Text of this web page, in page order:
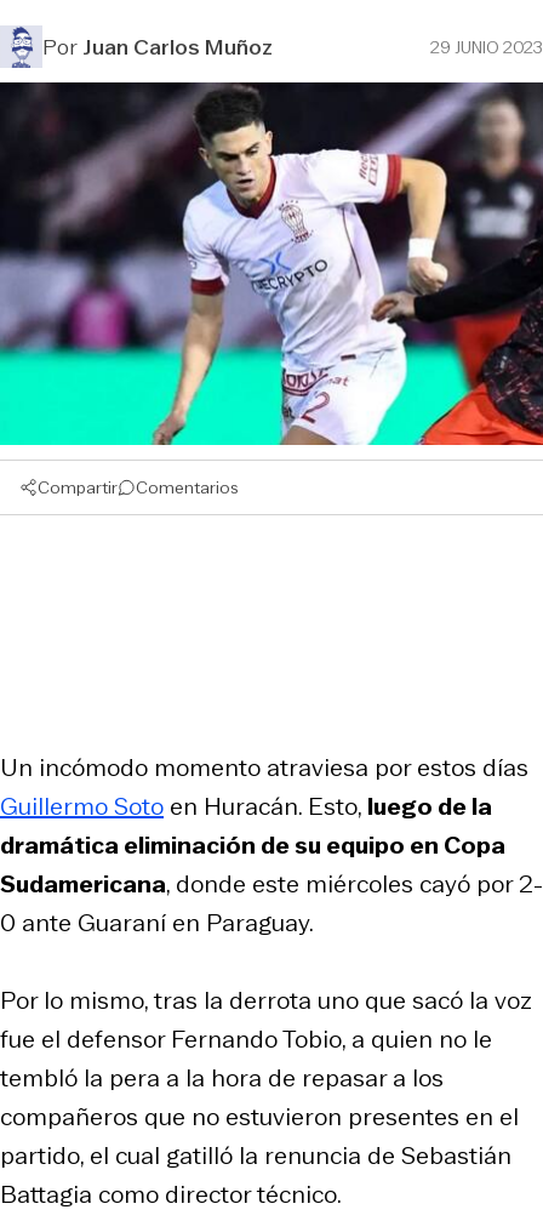
PorJuan Carlos Muñoz 29 JUNIO 2023
Compartir Comentarios
Un incómodo momento atraviesa por estos días
Guillermo Soto en Huracán. Esto, luego de la
dramática eliminación de su equipo en Copa
Sudamericana, donde este miércoles cayó por 2-
0 ante Guaraní en Paraguay.
Por lo mismo, tras la derrota uno que sacó la voz
fue el defensor Fernando Tobio, a quien no le
tembló la pera a la hora de repasar a los
compañeros que no estuvieron presentes en el
partido, el cual gatilló la renuncia de Sebastián
Battagia como director técnico.